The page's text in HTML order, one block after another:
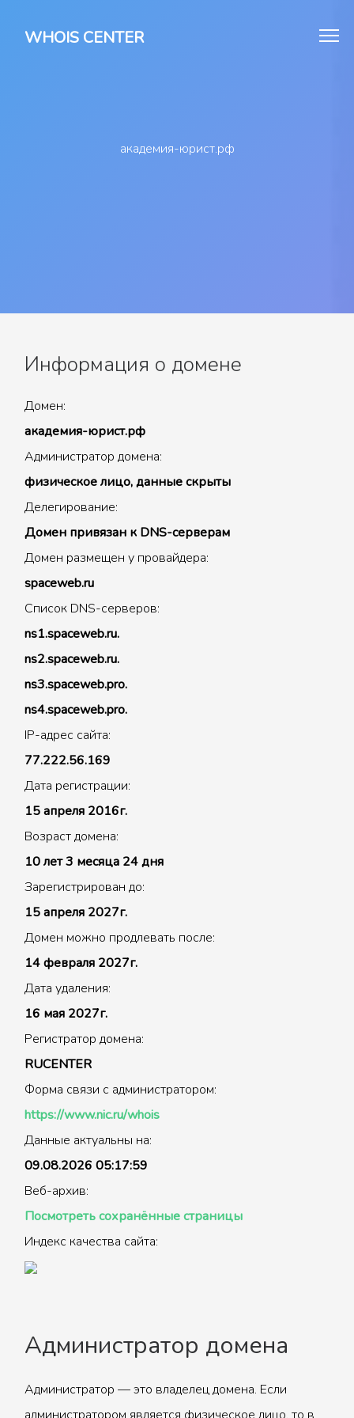
WHOIS CENTER
академия-юрист.рф
Информация о домене
Домен:
академия-юрист.рф
Администратор домена:
физическое лицо, данные скрыты
Делегирование:
Домен привязан к DNS-серверам
Домен размещен у провайдера:
spaceweb.ru
Список DNS-серверов:
ns1.spaceweb.ru.
ns2.spaceweb.ru.
ns3.spaceweb.pro.
ns4.spaceweb.pro.
IP-адрес сайта:
77.222.56.169
Дата регистрации:
15 апреля 2016г.
Возраст домена:
10 лет 3 месяца 24 дня
Зарегистрирован до:
15 апреля 2027г.
Домен можно продлевать после:
14 февраля 2027г.
Дата удаления:
16 мая 2027г.
Регистратор домена:
RUCENTER
Форма связи с администратором:
https://www.nic.ru/whois
Данные актуальны на:
09.08.2026 05:17:59
Веб-архив:
Посмотреть сохранённые страницы
Индекс качества сайта:
Администратор домена
Администратор — это владелец домена. Если